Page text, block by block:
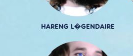
HARENG L�GENDAIRE